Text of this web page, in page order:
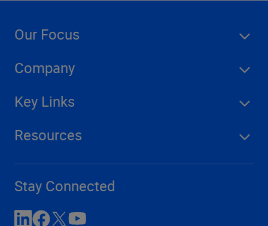
Our Focus
Company
Key Links
Resources
Stay Connected